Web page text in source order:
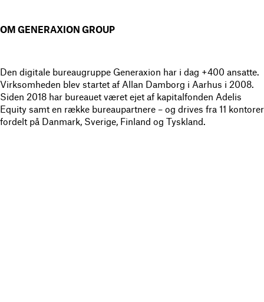
OM GENERAXION GROUP
Den digitale bureaugruppe Generaxion har i dag +400 ansatte.
Virksomheden blev startet af Allan Damborg i Aarhus i 2008.
Siden 2018 har bureauet været ejet af kapitalfonden Adelis
Equity samt en række bureaupartnere – og drives fra 11 kontorer
fordelt på Danmark, Sverige, Finland og Tyskland.